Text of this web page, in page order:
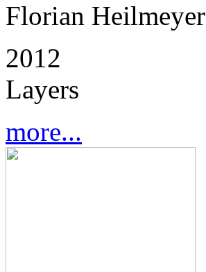
Florian Heilmeyer
2012
Layers
more...